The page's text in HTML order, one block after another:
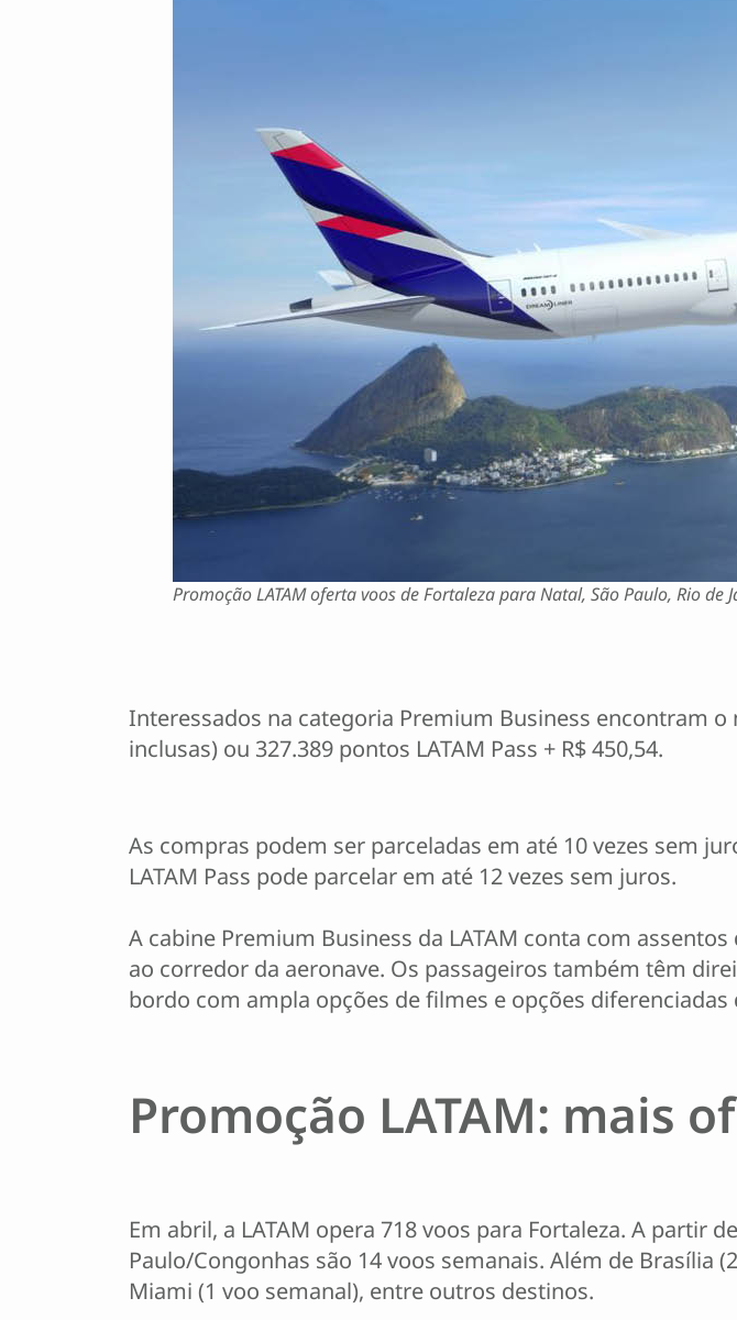
Promoção LATAM oferta voos de Fortaleza para Natal, São Paulo, Rio
Interessados na categoria Premium Business encontram
inclusas) ou 327.389 pontos LATAM Pass + R$ 450,54.
As compras podem ser parceladas em até 10 vezes sem
LATAM Pass pode parcelar em até 12 vezes sem juros.
A cabine Premium Business da LATAM conta com
ao corredor da aeronave. Os passageiros também têm
bordo com ampla opções de filmes e opções diferenciadas
Promoção LATAM: mais
Em abril, a LATAM opera 718 voos para Fortaleza. A partir
Paulo/Congonhas são 14 voos semanais. Além de Brasília
Miami (1 voo semanal), entre outros destinos.